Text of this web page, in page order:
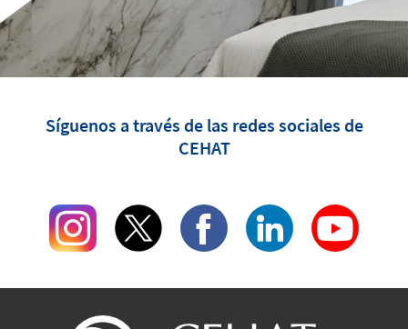
Síguenos a través de las redes sociales de
CEHAT